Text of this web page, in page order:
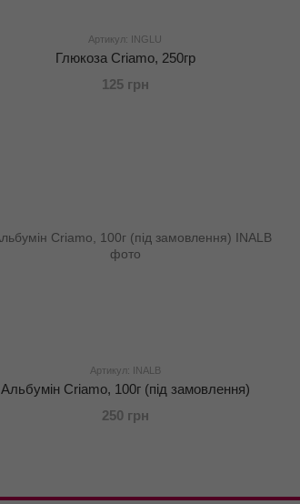
Артикул: INGLU
Глюкоза Criamo, 250гр
125 грн
Артикул: INALB
Альбумін Criamo, 100г (під замовлення)
250 грн